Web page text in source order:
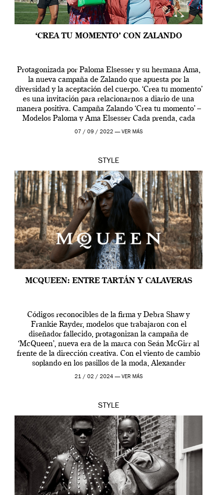
‘CREA TU MOMENTO’ CON ZALANDO
Protagonizada por Paloma Elsesser y su hermana Ama,
la nueva campaña de Zalando que apuesta por la
diversidad y la aceptación del cuerpo. ‘Crea tu momento’
es una invitación para relacionarnos a diario de una
manera positiva. Campaña Zalando ‘Crea tu momento’ –
Modelos Paloma y Ama Elsesser Cada prenda, cada
outfit, cada momento, caracteriza […]
07 / 09 / 2022 — VER MÁS
STYLE
MCQUEEN: ENTRE TARTÁN Y CALAVERAS
Códigos reconocibles de la firma y Debra Shaw y
Frankie Rayder, modelos que trabajaron con el
diseñador fallecido, protagonizan la campaña de
‘McQueen’, nueva era de la marca con Seán McGirr al
frente de la dirección creativa. Con el viento de cambio
soplando en los pasillos de la moda, Alexander
McQueen se prepara para una […]
21 / 02 / 2024 — VER MÁS
STYLE